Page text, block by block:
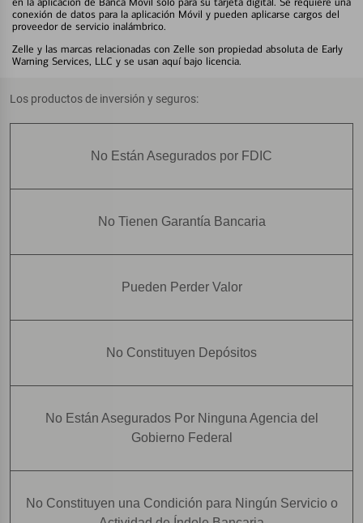
conexión de datos para la aplicación Móvil y pueden aplicarse cargos del
proveedor de servicio inalámbrico.
Zelle y las marcas relacionadas con Zelle son propiedad absoluta de Early
Warning Services, LLC y se usan aquí bajo licencia.
Los productos de inversión y seguros:
No Están Asegurados por FDIC
No Tienen Garantía Bancaria
Pueden Perder Valor
No Constituyen Depósitos
No Están Asegurados Por Ninguna Agencia del
Gobierno Federal
No Constituyen una Condición para Ningún Servicio o